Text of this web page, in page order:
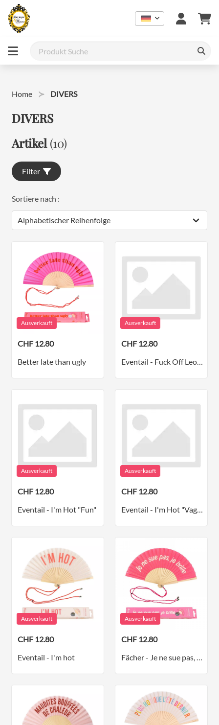
Home DIVERS
DIVERS
Artikel(10)
Filter
Sortiere nach :
Ausverkauft
CHF 12.80
Better late than ugly
Ausverkauft
CHF 12.80
Eventail - Fuck Off Leopard
Ausverkauft
CHF 12.80
Eventail - I'm Hot "Fun"
Ausverkauft
CHF 12.80
Eventail - I'm Hot "Vagues"
Ausverkauft
CHF 12.80
Eventail - I'm hot
Ausverkauft
CHF 12.80
Fächer - Je ne sue pas, Je brille